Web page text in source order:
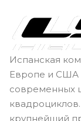
Испанская
Европе и США
современных
крупнейший